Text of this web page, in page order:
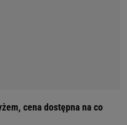
cena dostępna na co